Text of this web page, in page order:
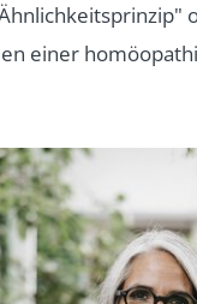
einer